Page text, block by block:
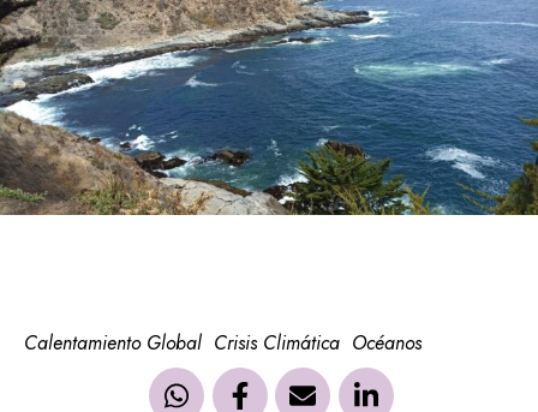
Calentamiento Global Crisis Climática Océanos